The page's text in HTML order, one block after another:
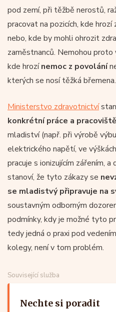
pod zemí, při těžbě nerostů,
pracovat na pozicích, kde hrozí
nebo, kde by mohli ohrozit
zaměstnanců. Nemohou
kde hrozínemoc z povolání
kterých se nosí těžká břemena.
Ministerstvo zdravotnictví
konkrétní práce a pracoviště
mladiství (např. při výrobě
elektrického napětí, ve
pracuje s ionizujícím zářením,
stanoví, že tyto zákazy se
se mladistvý připravuje na
soustavným odborným
podmínky, kdy je možné tyto
tedy jedná o praxi pod
kolegy, není v tom problém.
Související služba
Nechte si poradit